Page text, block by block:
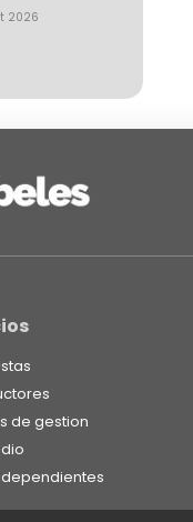
2026
de gestion